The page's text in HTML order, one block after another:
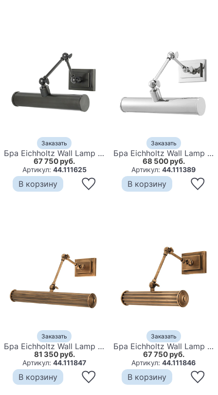
Заказать
Бра Eichholtz Wall Lamp Pacific Bronze
67 750 руб.
Артикул: 44.111625
В корзину
Заказать
Бра Eichholtz Wall Lamp Pacific Nickel
68 500 руб.
Артикул:44.111389
В корзину
Заказать
Бра Eichholtz Wall Lamp Luca L Brass
81 350 руб.
Артикул:44.111847
В корзину
Заказать
Бра Eichholtz Wall Lamp Luca S Brass
67 750 руб.
Артикул:44.111846
В корзину